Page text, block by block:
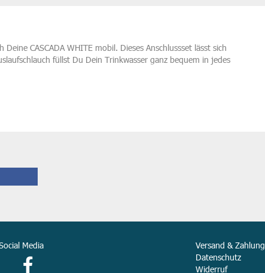
CASCADA WHITE mobil. Dieses Anschlussset lässt sich
füllst Du Dein Trinkwasser ganz bequem in jedes
Media
Versand & Zahlung
Datenschutz
Widerruf